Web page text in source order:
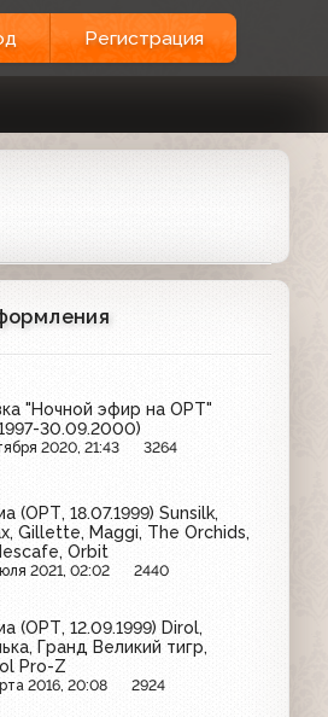
Регистрация
"Ночной эфир на ОРТ"
30.09.2000)
2020, 21:43 3264
(ОРТ, 18.07.1999) Sunsilk,
Gillette, Maggi, The Orchids,
Orbit
2021, 02:02 2440
(ОРТ, 12.09.1999) Dirol,
Гранд Великий тигр,
Pro-Z
2016, 20:08 2924